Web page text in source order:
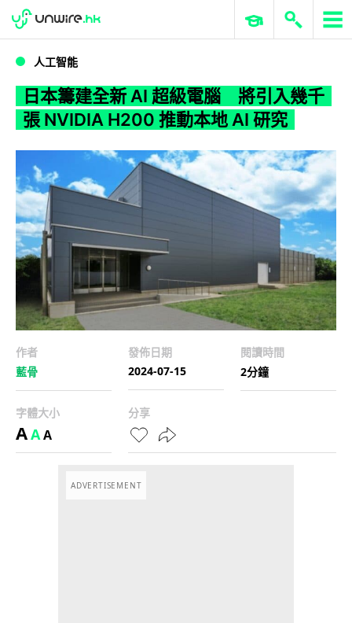
WWDC 2026 ERP 與商業 AI
人工智能
日本籌建全新 AI 超級電腦 將引入幾千
張 NVIDIA H200 推動本地 AI 研究
作者
藍骨
發佈日期
2024-07-15
閱讀時間
2分鐘
字體大小
AAA
分享
ADVERTISEMENT